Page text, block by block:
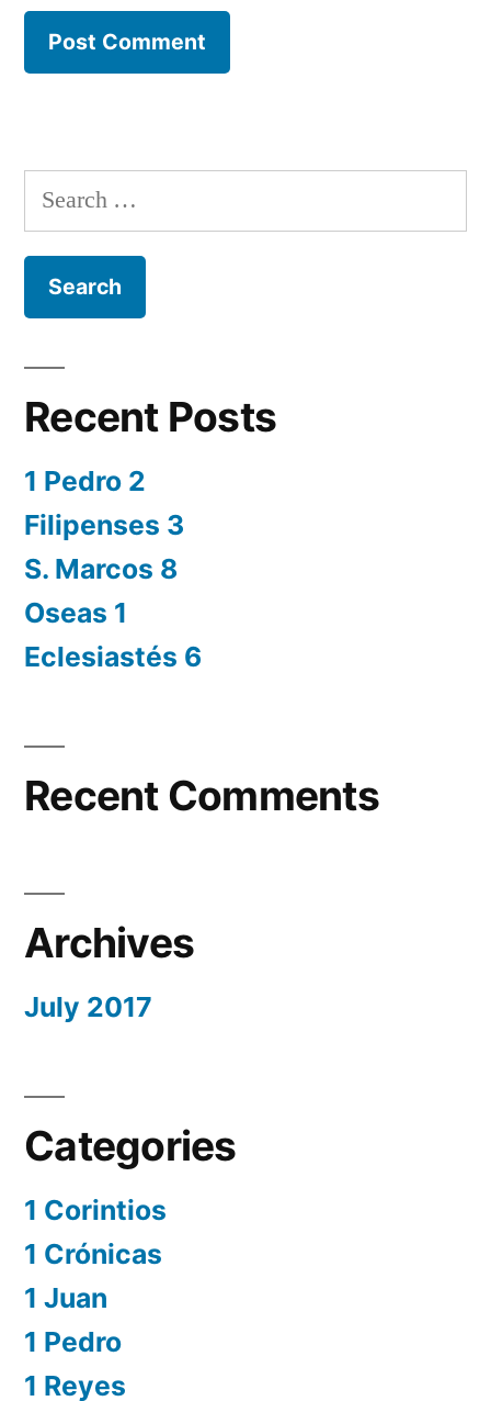
Search
for:
Recent Posts
1 Pedro 2
Filipenses 3
S. Marcos 8
Oseas 1
Eclesiastés 6
Recent Comments
Archives
July 2017
Categories
1 Corintios
1 Crónicas
1 Juan
1 Pedro
1 Reyes